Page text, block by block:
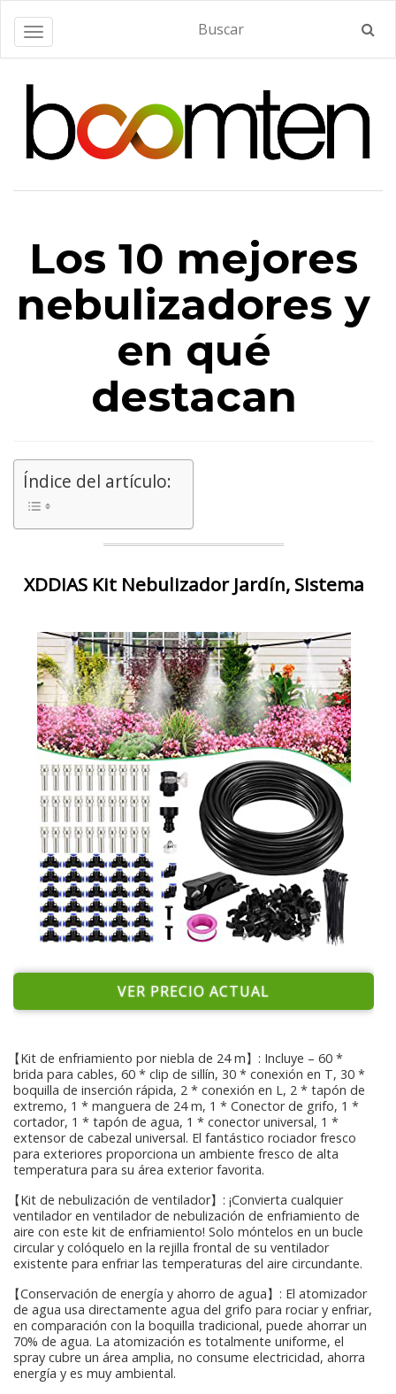
Alternar navegación
Los 10 mejores
nebulizadores y
en qué
destacan
Índice del artículo:
XDDIAS Kit Nebulizador Jardín, Sistema
VER PRECIO ACTUAL
【Kit de enfriamiento por niebla de 24 m】: Incluye – 60 *
brida para cables, 60 * clip de sillín, 30 * conexión en T, 30 *
boquilla de inserción rápida, 2 * conexión en L, 2 * tapón de
extremo, 1 * manguera de 24 m, 1 * Conector de grifo, 1 *
cortador, 1 * tapón de agua, 1 * conector universal, 1 *
extensor de cabezal universal. El fantástico rociador fresco
para exteriores proporciona un ambiente fresco de alta
temperatura para su área exterior favorita.
【Kit de nebulización de ventilador】: ¡Convierta cualquier
ventilador en ventilador de nebulización de enfriamiento de
aire con este kit de enfriamiento! Solo móntelos en un bucle
circular y colóquelo en la rejilla frontal de su ventilador
existente para enfriar las temperaturas del aire circundante.
【Conservación de energía y ahorro de agua】: El atomizador
de agua usa directamente agua del grifo para rociar y enfriar,
en comparación con la boquilla tradicional, puede ahorrar un
70% de agua. La atomización es totalmente uniforme, el
spray cubre un área amplia, no consume electricidad, ahorra
energía y es muy ambiental.